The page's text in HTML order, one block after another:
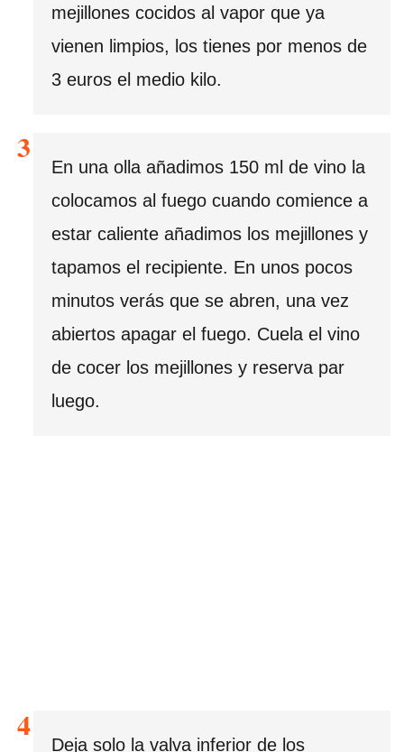
mejillones cocidos al vapor que ya
vienen limpios, los tienes por menos de
3 euros el medio kilo.
En una olla añadimos 150 ml de vino la
colocamos al fuego cuando comience a
estar caliente añadimos los mejillones y
tapamos el recipiente. En unos pocos
minutos verás que se abren, una vez
abiertos apagar el fuego. Cuela el vino
de cocer los mejillones y reserva par
luego.
Deja solo la valva inferior de los